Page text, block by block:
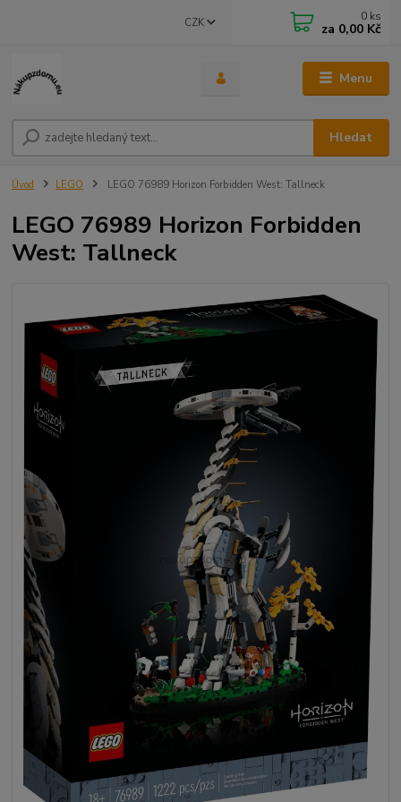
Menu
CZK
Hledat
0 ks
za 0,00 Kč
Úvod LEGO LEGO 76989 Horizon Forbidden West: Tallneck
LEGO 76989 Horizon Forbidden
West: Tallneck